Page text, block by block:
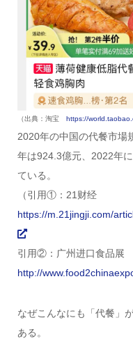
（出典：淘宝 https://
2020年の中国の代餐市場
年は924.3億元、2022年
ている。
（引用①：21财经
https://m.21jingji.com/
引用②：广州进口食品展
http://
なぜこんなにも「代餐」
ある。